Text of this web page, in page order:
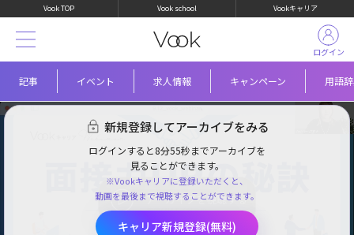
Vook TOP Vook school Vookキャリア
記事 イベント 求人情報 キャンペーン 用語
ログイン
アーカイブを視聴する
新規登録してアーカイブをみる
ログインすると8分55秒までアーカイブを
見ることができます。
※Vookキャリアに登録いただくと、
動画を最後まで視聴することができます。
キャリア新規登録(無料)